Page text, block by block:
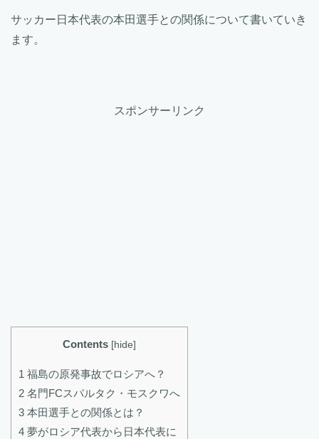
サッカー日本代表の本田選手との関係について書いていき
ます。
スポンサーリンク
Contents [hide]
1 福島の原発事故でロシアへ？
2 名門FCスパルタク・モスクワへ
3 本田選手との関係とは？
4 夢がロシア代表から日本代表に